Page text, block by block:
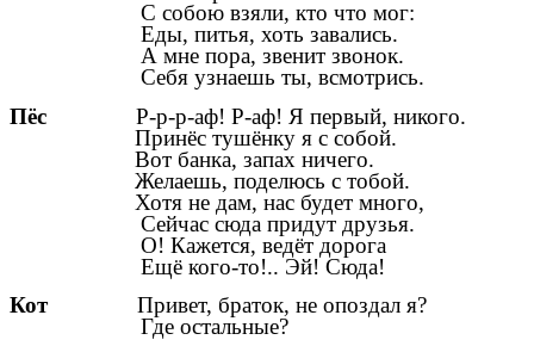
С собою взяли, кто что мог:
Еды, питья, хоть завались.
А мне пора, звенит звонок.
Себя узнаешь ты, всмотрись.
Пёс Р-р-р-аф! Р-аф! Я первый, никого.
Принёс тушёнку я с собой.
Вот банка, запах ничего.
Желаешь, поделюсь с тобой.
Хотя не дам, нас будет много,
Сейчас сюда придут друзья.
О! Кажется, ведёт дорога
Ещё кого-то!.. Эй! Сюда!
Кот Привет, браток, не опоздал я?
Где остальные?